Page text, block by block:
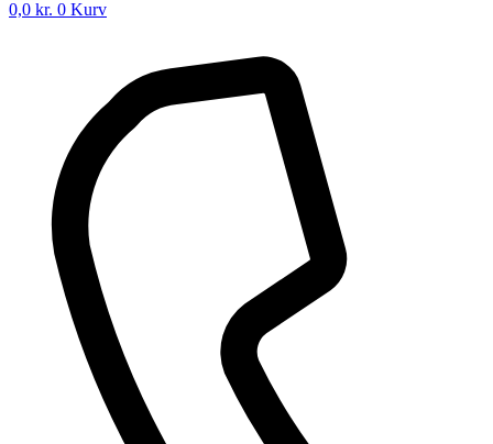
0,0 kr. 0 Kurv